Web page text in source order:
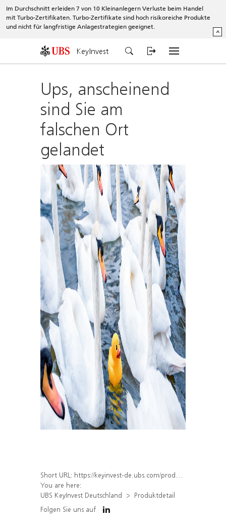
Im Durchschnitt erleiden 7 von 10 Kleinanlegern Verluste beim Handel
mit Turbo-Zertifikaten. Turbo-Zertifikate sind hoch risikoreiche Produkte
und nicht für langfristige Anlagestrategien geeignet.
^
KeyInvest
Ups, anscheinend
sind Sie am
falschen Ort
gelandet
Short URL: https://keyinvest-de.ubs.com/produkt/detail/index/isin/DE000WA2CKW6
You are here:
UBS KeyInvest Deutschland
Produktdetail
Folgen Sie uns auf